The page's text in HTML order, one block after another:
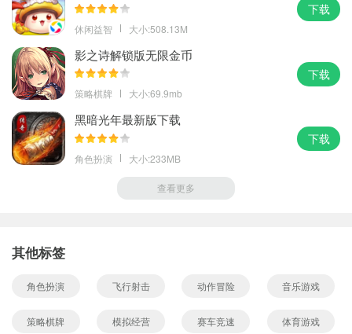
休闲益智 大小:508.13M
下载
影之诗解锁版无限金币
策略棋牌 大小:69.9mb
下载
黑暗光年最新版下载
角色扮演 大小:233MB
下载
查看更多
其他标签
角色扮演 飞行射击 动作冒险 音乐游戏
策略棋牌 模拟经营 赛车竞速 体育游戏